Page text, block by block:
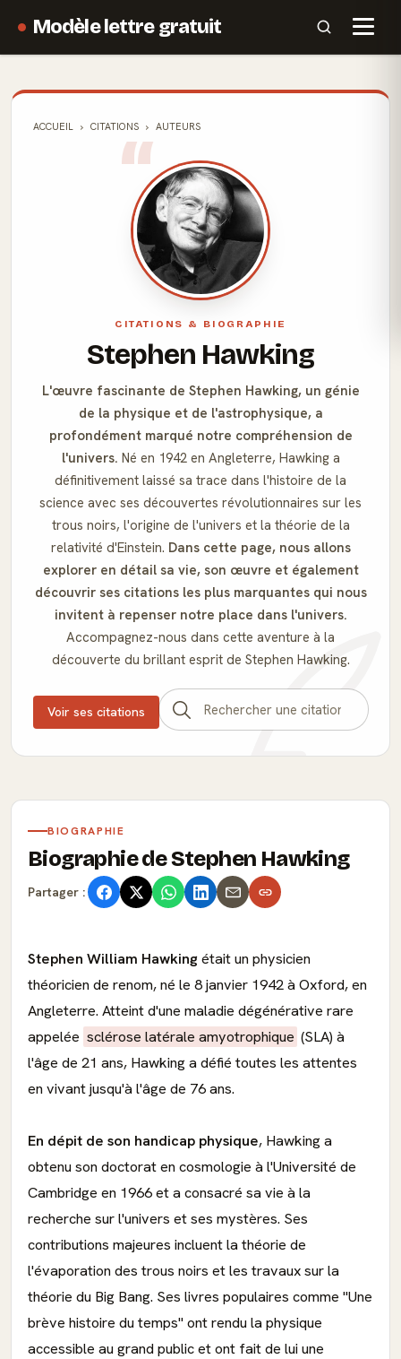
Modèle lettre gratuit
ACCUEIL CITATIONS AUTEURS
CITATIONS & BIOGRAPHIE
Stephen Hawking
L'œuvre fascinante de Stephen Hawking, un génie
de la physique et de l'astrophysique, a
profondément marqué notre compréhension de
l'univers. Né en 1942 en Angleterre, Hawking a
définitivement laissé sa trace dans l'histoire de la
science avec ses découvertes révolutionnaires sur les
trous noirs, l'origine de l'univers et la théorie de la
relativité d'Einstein. Dans cette page, nous allons
explorer en détail sa vie, son œuvre et également
découvrir ses citations les plus marquantes qui nous
invitent à repenser notre place dans l'univers.
Accompagnez-nous dans cette aventure à la
découverte du brillant esprit de Stephen Hawking.
Voir ses citations
BIOGRAPHIE
Biographie de Stephen Hawking
Partager :
Stephen William Hawkingétait un physicien
théoricien de renom, né le 8 janvier 1942 à Oxford, en
Angleterre. Atteint d'une maladie dégénérative rare
appelée sclérose latérale amyotrophique (SLA) à
l'âge de 21 ans, Hawking a défié toutes les attentes
en vivant jusqu'à l'âge de 76 ans.
En dépit de son handicap physique, Hawking a
obtenu son doctorat en cosmologie à l'Université de
Cambridge en 1966 et a consacré sa vie à la
recherche sur l'univers et ses mystères. Ses
contributions majeures incluent la théorie de
l'évaporation des trous noirs et les travaux sur la
théorie du Big Bang. Ses livres populaires comme "Une
brève histoire du temps" ont rendu la physique
accessible au grand public et ont fait de lui une